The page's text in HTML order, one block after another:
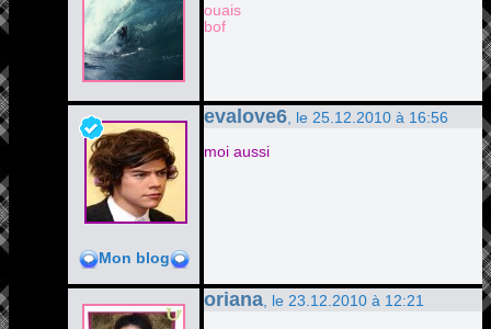
ouais
bof
Mon blog
evalove6 , le 25.12.2010 à 16:56
moi aussi
oriana , le 23.12.2010 à 12:21